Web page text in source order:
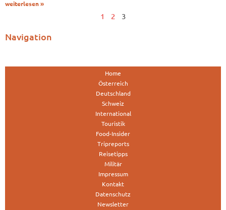
weiterlesen »
1 2 3
Navigation
Home
Österreich
Deutschland
Schweiz
International
Touristik
Food-Insider
Tripreports
Reisetipps
Militär
Impressum
Kontakt
Datenschutz
Newsletter